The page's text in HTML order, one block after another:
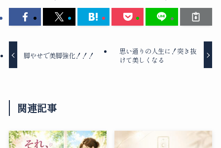
脚やせで美脚強化！！！
思い通りの人生に！突き抜
けて美しくなる
関連記事